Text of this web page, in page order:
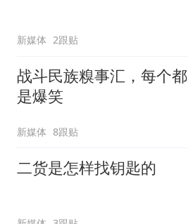
新媒体 2跟贴
战斗民族糗事汇，每个都
是爆笑
新媒体 8跟贴
二货是怎样找钥匙的